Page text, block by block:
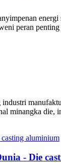
peran
minangka die,
- Die